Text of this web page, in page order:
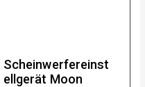
Scheinwerfereinst
ellgerät Moon